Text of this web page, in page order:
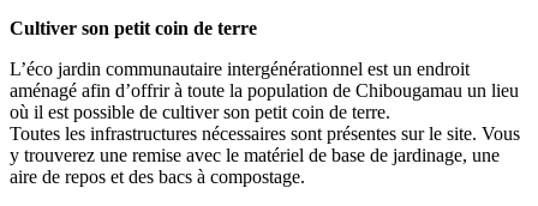
Cultiver son petit coin de terre
L’éco jardin communautaire intergénérationnel est un endroit
aménagé afin d’offrir à toute la population de Chibougamau un lieu
où il est possible de cultiver son petit coin de terre.
Toutes les infrastructures nécessaires sont présentes sur le site. Vous
y trouverez une remise avec le matériel de base de jardinage, une
aire de repos et des bacs à compostage.